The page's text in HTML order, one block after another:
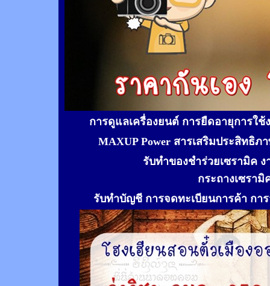
การดูแลเครื่องยนต์ การยืดอายุการใ
MAXUP Power สารเสริมประสิทธิ
รับทำของชำร่วยเซรามิค
กระถางเซรา
รับทำบัญชี การจดทะเบียนการค้า กา